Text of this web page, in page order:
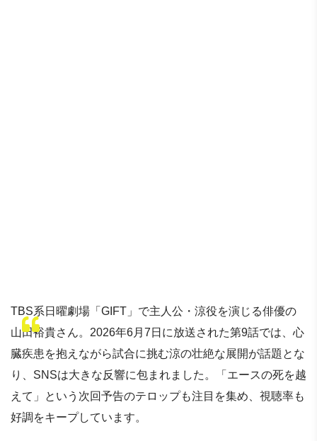
TBS系日曜劇場「GIFT」で主人公・涼役を演じる俳優の
山田裕貴さん。2026年6月7日に放送された第9話では、心
臓疾患を抱えながら試合に挑む涼の壮絶な展開が話題とな
り、SNSは大きな反響に包まれました。「エースの死を越
えて」という次回予告のテロップも注目を集め、視聴率も
好調をキープしています。